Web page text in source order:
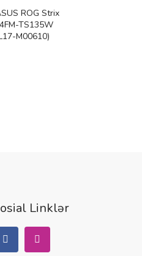
ROG Strix
TS135W
M00610)
Linklər